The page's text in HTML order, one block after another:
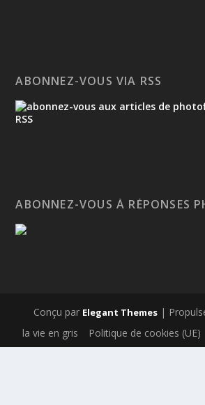
ABONNEZ-VOUS VIA RSS
ABONNEZ-VOUS À RÉPONSES
Conçu par Elegant Themes|
la vie en gris Politique de cookies (UE)